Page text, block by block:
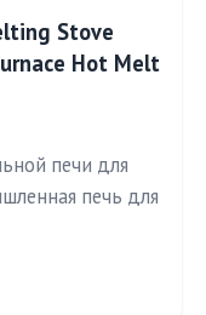
Stove
Hot Melt
печи для
печь для